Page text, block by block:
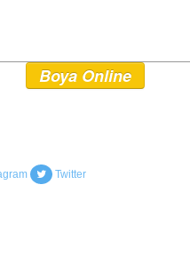
Boya Online
Twitter